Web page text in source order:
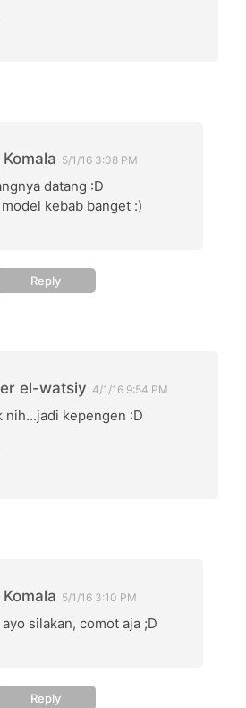
5/1/16 3:08 PM
datang :D
kebab banget :)
Reply
el-watsiy 4/1/16 9:54 PM
nih...jadi kepengen :D
5/1/16 3:10 PM
silakan, comot aja ;D
Reply